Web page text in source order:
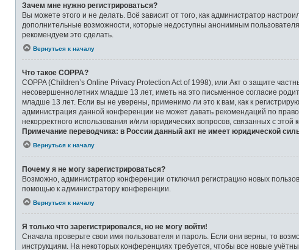
Зачем мне нужно регистрироваться?
Вы можете этого и не делать. Всё зависит от того, как администратор
дополнительные возможности, которые недоступны анонимным
рекомендуем это сделать.
Вернуться к началу
Что такое COPPA?
COPPA (Children’s Online Privacy Protection Act of 1998), или Акт о защите
несовершеннолетних младше 13 лет, иметь на это письменное согласие
младше 13 лет. Если вы не уверены, применимо ли это к вам, как к
администрация данной конференции не может давать рекомендаций по
некорректного использования и/или юридических вопросов, связанных с этой
Примечание переводчика: в России данный акт не имеет юридической
Вернуться к началу
Почему я не могу зарегистрироваться?
Возможно, администратор конференции отключил регистрацию новых
помощью к администратору конференции.
Вернуться к началу
Я только что зарегистрировался, но не могу войти!
Сначала проверьте свои имя пользователя и пароль. Если они верны, то
инструкциям. На некоторых конференциях требуется, чтобы все новые